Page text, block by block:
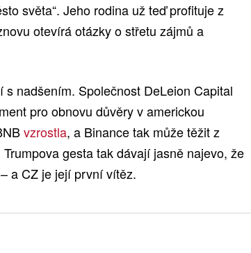
světa“. Jeho rodina už teď profituje z
otevírá otázky o střetu zájmů a
nadšením. Společnost DeLeion Capital
pro obnovu důvěry v americkou
vzrostla, a Binance tak může těžit z
gesta tak dávají jasně najevo, že
a CZ je její první vítěz.